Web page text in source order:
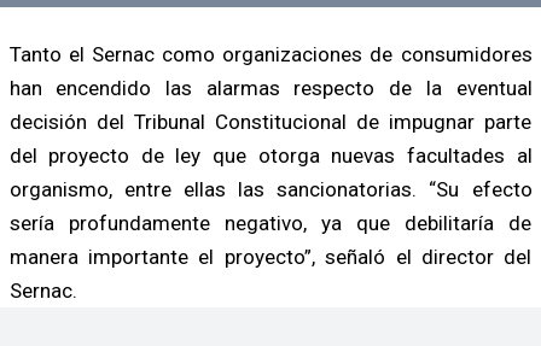
Tanto el Sernac como organizaciones de consumidores
han encendido las alarmas respecto de la eventual
decisión del Tribunal Constitucional de impugnar parte
del proyecto de ley que otorga nuevas facultades al
organismo, entre ellas las sancionatorias. “Su efecto
sería profundamente negativo, ya que debilitaría de
manera importante el proyecto”, señaló el director del
Sernac.